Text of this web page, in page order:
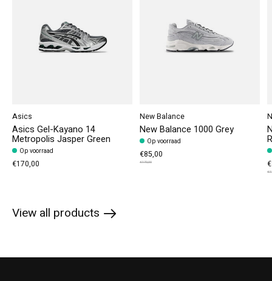
Asics
Asics Gel-Kayano 14
Metropolis Jasper Green
Op voorraad
€170,00
New Balance
New Balance 1000 Grey
Op voorraad
€85,00
€170,00
View all products